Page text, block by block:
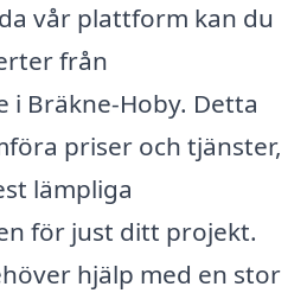
vår plattform kan du
från
Bräkne-Hoby. Detta
priser och tjänster,
lämpliga
för just ditt projekt.
hjälp med en stor